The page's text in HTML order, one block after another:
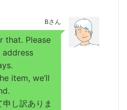
Bさん
that. Please
item, we’ll
し訳ありま